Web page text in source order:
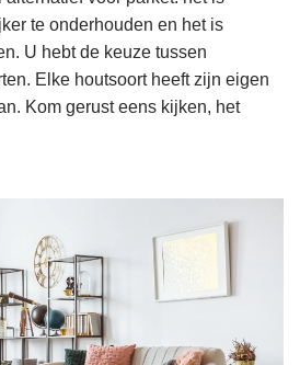
te onderhouden en het is
U hebt de keuze tussen
Elke houtsoort heeft zijn eigen
Kom gerust eens kijken, het